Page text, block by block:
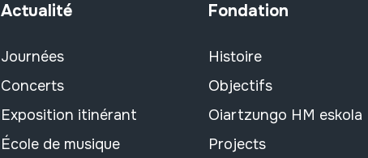
Actualité
Journées
Concerts
Exposition itinérant
École de musique
Fondation
Histoire
Objectifs
Oiartzungo HM eskola
Projects